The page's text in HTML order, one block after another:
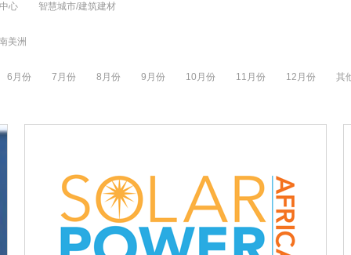
心 智慧城市/建筑建材
美洲
6月份 7月份 8月份 9月份 10月份 11月份 12月份 其